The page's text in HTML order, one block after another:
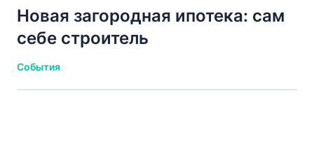
Новая загородная ипотека: сам
себе строитель
События